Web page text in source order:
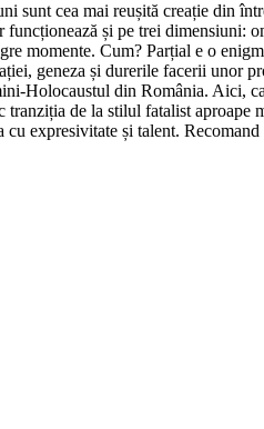
sunt cea mai reușită creație din
și pe trei dimensiuni:
momente. Cum? Parțial e o
geneza și durerile facerii unor
Holocaustul din România. Aici,
de la stilul fatalist
expresivitate și talent.